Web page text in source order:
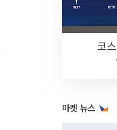
코
마켓 뉴스